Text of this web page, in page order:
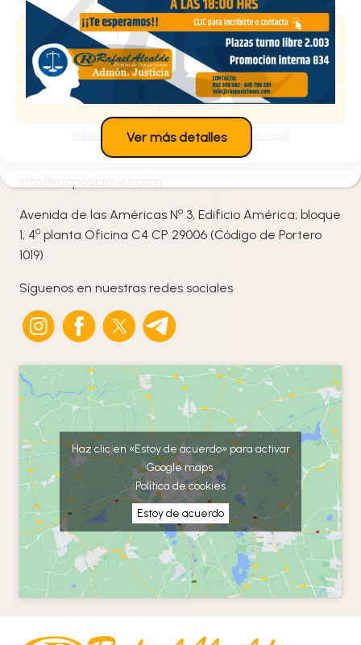
Aceptar
Denegar
Ver preferencias
Política de cookiesPolítica de privacidad
Contacta con nosotros
¡Te ayudamos!
+34 645 789 281
Avenida de las Américas No 3, Edificio América; bloque
1, 4ª planta Oficina C4 CP 29006 (Código de Portero
1019)
Síguenos en nuestras redes sociales
Haz clic en «Estoy de acuerdo» para activar
Google maps
Política de cookies
Estoy de acuerdo
Ver más detalles